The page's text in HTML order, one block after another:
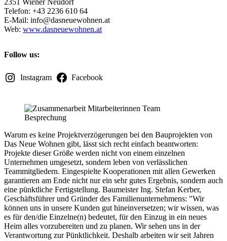
Telefon: +43 2236 610 64
E-Mail: info@dasneuewohnen.at
Web: www.dasneuewohnen.at
Follow us:
Instagram Facebook
Warum es keine Projektverzögerungen bei den Bauprojekten von
Das Neue Wohnen gibt, lässt sich recht einfach beantworten:
Projekte dieser Größe werden nicht von einem einzelnen
Unternehmen umgesetzt, sondern leben von verlässlichen
Teammitgliedern. Eingespielte Kooperationen mit allen Gewerken
garantieren am Ende nicht nur ein sehr gutes Ergebnis, sondern auch
eine pünktliche Fertigstellung. Baumeister Ing. Stefan Kerber,
Geschäftsführer und Gründer des Familienunternehmens: "Wir
können uns in unsere Kunden gut hineinversetzen; wir wissen, was
es für den/die Einzelne(n) bedeutet, für den Einzug in ein neues
Heim alles vorzubereiten und zu planen. Wir sehen uns in der
Verantwortung zur Pünktlichkeit. Deshalb arbeiten wir seit Jahren